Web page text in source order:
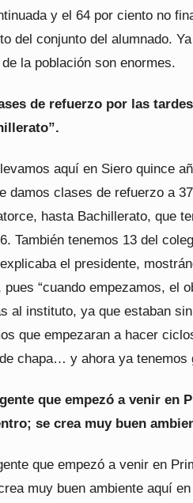
y el 64 por ciento no
del conjunto del alumnado.
la población son enormes.
de refuerzo por las
aquí en Siero quince
damos clases de refuerzo a
hasta Bachillerato, que
También tenemos 13 del
el presidente,
pues “cuando empezamos, el
al instituto, ya que estaban
que empezaran a hacer
chapa… y ahora ya tenemos
que empezó a venir en
se crea muy buen
que empezó a venir en
muy buen ambiente aquí